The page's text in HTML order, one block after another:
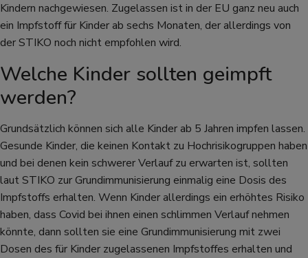
Kindern nachgewiesen. Zugelassen ist in der EU ganz neu auch
ein Impfstoff für Kinder ab sechs Monaten, der allerdings von
der STIKO noch nicht empfohlen wird.
Welche Kinder sollten geimpft
werden?
Grundsätzlich können sich alle Kinder ab 5 Jahren impfen lassen.
Gesunde Kinder, die keinen Kontakt zu Hochrisikogruppen haben
und bei denen kein schwerer Verlauf zu erwarten ist, sollten
laut STIKO zur Grundimmunisierung einmalig eine Dosis des
Impfstoffs erhalten. Wenn Kinder allerdings ein erhöhtes Risiko
haben, dass Covid bei ihnen einen schlimmen Verlauf nehmen
könnte, dann sollten sie eine Grundimmunisierung mit zwei
Dosen des für Kinder zugelassenen Impfstoffes erhalten und